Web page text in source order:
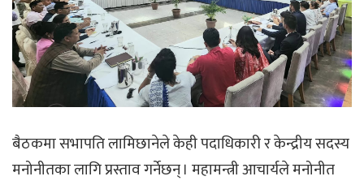
बैठकमा सभापति लामिछानेले केही पदाधिकारी र केन्द्रीय सदस्य
मनोनीतका लागि प्रस्ताव गर्नेछन् । महामन्त्री आचार्यले मनोनीत